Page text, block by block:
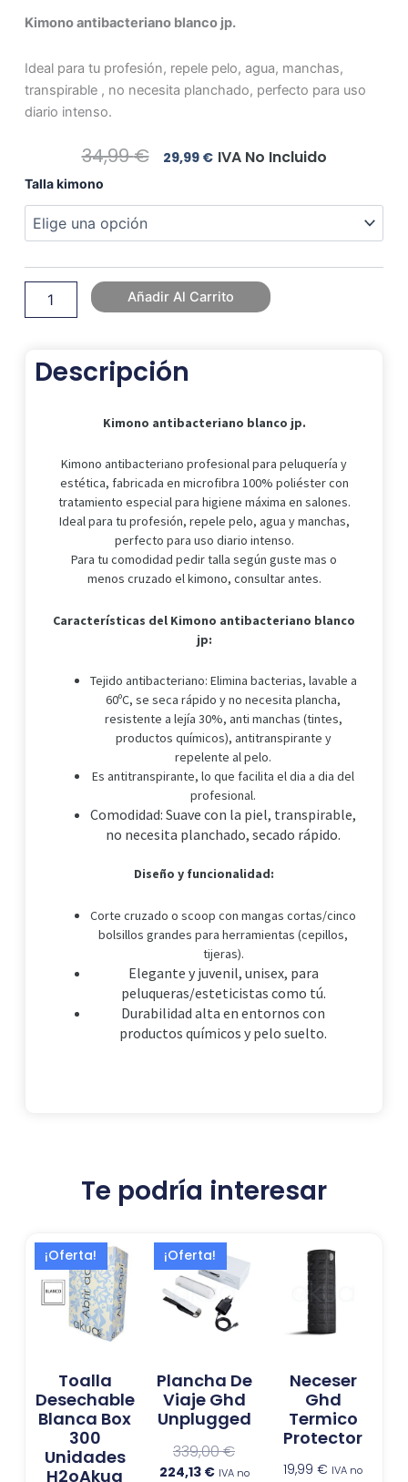
Kimono antibacteriano blanco jp.
Ideal para tu profesión, repele pelo, agua, manchas,
transpirable , no necesita planchado, perfecto para uso
diario intenso.
34,99€ El
34,99 €.
29,99 €El
29,99 €.
IVA No Incluido
Talla kimono
Kimono
blanco
Añadir Al Carrito
Descripción
Kimono antibacteriano blanco jp.
Kimono antibacteriano profesional para peluquería y
estética, fabricada en microfibra 100% poliéster con
tratamiento especial para higiene máxima en salones.
Ideal para tu profesión, repele pelo, agua y manchas,
perfecto para uso diario intenso.
Para tu comodidad pedir talla según guste mas o
menos cruzado el kimono, consultar antes.
Características del Kimono antibacteriano blanco
jp:
Tejido antibacteriano: Elimina bacterias, lavable a
60ºC, se seca rápido y no necesita plancha,
resistente a lejía 30%, anti manchas (tintes,
productos químicos), antitranspirante y
repelente al pelo.
Es antitranspirante, lo que facilita el dia a dia del
profesional.
Comodidad: Suave con la piel, transpirable,
no necesita planchado, secado rápido.
Diseño y funcionalidad:
Corte cruzado o scoop con mangas cortas/cinco
bolsillos grandes para herramientas (cepillos,
tijeras).
Elegante y juvenil, unisex, para
peluqueras/esteticistas como tú.
Durabilidad alta en entornos con
productos químicos y pelo suelto.
Te podría interesar
¡Oferta!
Toalla
Desechable
Blanca Box
300
Unidades
H2oAkua
El
precio
original
era:
30,99 €.
El
precio
actual
es:
27,99 €.
¡Oferta!
Plancha De
Viaje Ghd
Unplugged
339,00€
precio
original
339,00 €.
224,13 €
El
precio
actual
es:
224,13 €.
IVA no
Neceser
Ghd
Termico
Protector
19,99€ IVA no